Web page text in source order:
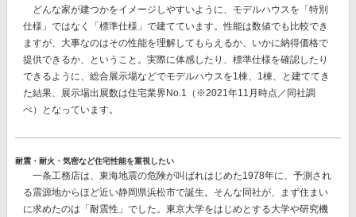
どんな家が建つかをイメージしやすいように、モデルハウスを「特別
仕様」ではなく「標準仕様」で建てています。性能は数値でも比較でき
ますが、大事なのはその性能を理解してもらえるか、いかに納得価格で
提供できるか、ということ。実際に体感したり、標準仕様を確認したり
できるように、総合展示場などでモデルハウスを1棟、1棟、と建ててき
た結果、 展示場出展数は住宅業界No.1 （※2021年11月時点／同社調
べ）となっています。
耐震・耐火・気密など住宅性能を重視したい
一条工務店は、東海地震の危険が叫ばれはじめた1978年に、予測され
る震源地からほど近い静岡県浜松市で誕生。そんな同社が、まず住まい
に求めたのは「耐震性」でした。東京大学をはじめとする大学や研究機